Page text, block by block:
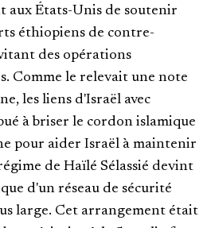
aux États-Unis de soutenir
éthiopiens de contre-
des opérations
Comme le relevait une note
les liens d'Israël avec
à briser le cordon islamique
pour aider Israël à maintenir
de Haïlé Sélassié devint
d'un réseau de sécurité
large. Cet arrangement était